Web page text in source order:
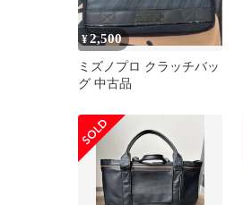
¥2,500
ミズノプロ クラッチバッ
グ 中古品